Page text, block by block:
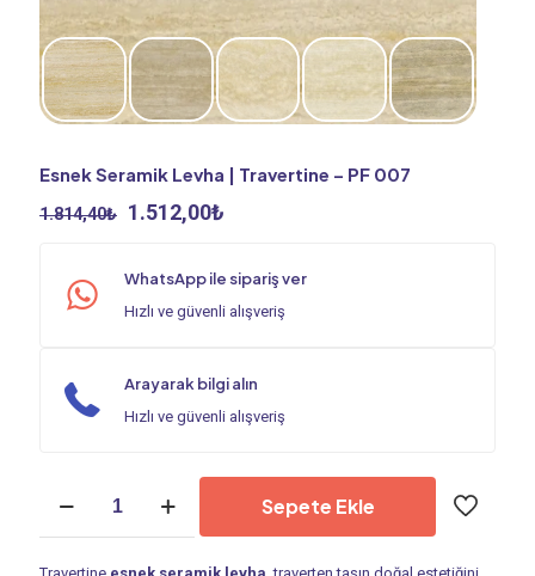
Esnek Seramik Levha | Travertine – PF 007
1.814,40₺ Orijinal
1.512,00₺
1.512,00₺.
WhatsApp ile sipariş ver
Hızlı ve güvenli alışveriş
Arayarak bilgi alın
Hızlı ve güvenli alışveriş
Seramik
Sepete Ekle
Travertine esnek seramik levha , traverten taşın doğal estetiğini